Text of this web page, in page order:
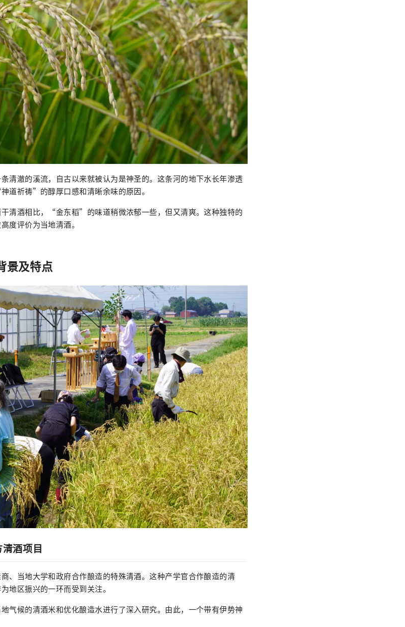
清澈的溪流，自古以来就被认为是神圣的。这条河的地下水长年渗透
道祈祷”的醇厚口感和清晰余味的原因。
清酒相比，“金东稻”的味道稍微浓郁一些，但又清爽。这种独特的
度评价为当地清酒。
景及特点
酒项目
、当地大学和政府合作酿造的特殊清酒。这种产学官合作酿造的清
地区振兴的一环而受到关注。
气候的清酒米和优化酿造水进行了深入研究。由此，一个带有伊势神